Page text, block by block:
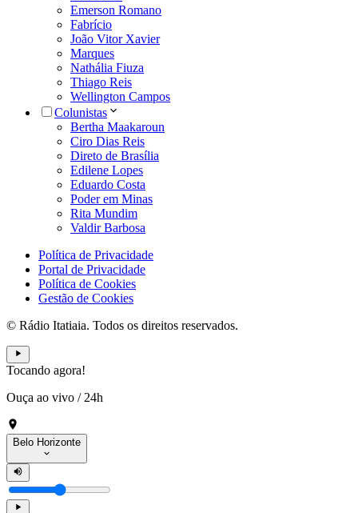
Emerson Romano
Fabrício
João Vitor Xavier
Marques
Nathália Fiuza
Thiago Reis
Wellington Campos
Colunistas
Bertha Maakaroun
Ciro Dias Reis
Direto de Brasília
Edilene Lopes
Eduardo Costa
Poder em Minas
Rita Mundim
Valdir Barbosa
Política de Privacidade
Portal de Privacidade
Política de Cookies
Gestão de Cookies
© Rádio Itatiaia. Todos os direitos reservados.
Tocando agora!
Ouça ao vivo / 24h
Belo Horizonte